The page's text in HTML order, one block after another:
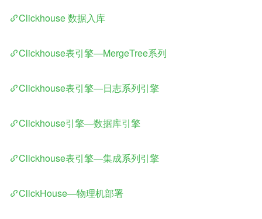
Clickhouse 数据入库
Clickhouse表引擎—MergeTree系列
Clickhouse表引擎—日志系列引擎
Clickhouse引擎—数据库引擎
Clickhouse表引擎—集成系列引擎
ClickHouse—物理机部署